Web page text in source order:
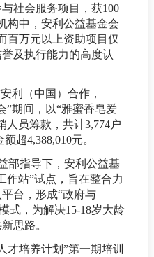
社会服务项目，获100
构中，安利公益基金会
百万元以上资助项目仅
及执行能力的高度认
利（中国）合作，
”期间，以“雅蜜香皂爱
人员筹款，共计3,774户
超4,388,010元。
部指导下，安利公益基
作站”试点，旨在整合力
台，形成“政府与
式，为解决15-18岁大龄
思路。
才培养计划”第一期培训